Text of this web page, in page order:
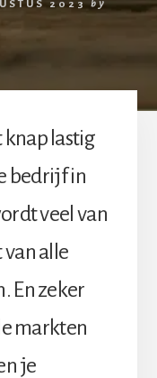
2023
by
knap lastig
bedrijf in
veel van
alle
En zeker
markten
je